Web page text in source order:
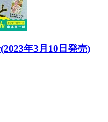
年3月10日発売)